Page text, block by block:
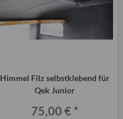
Himmel Filz selbstklebend für
Qek Junior
75,00 € *